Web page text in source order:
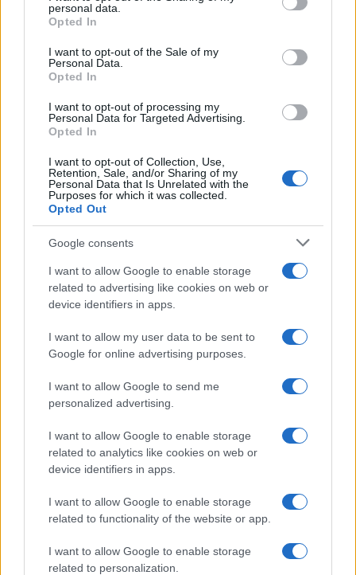
personal data.
Opted In
I want to opt-out of the Sale of my
Personal Data.
Opted In
I want to opt-out of processing my
Personal Data for Targeted Advertising.
Opted In
I want to opt-out of Collection, Use,
Retention, Sale, and/or Sharing of my
Personal Data that Is Unrelated with the
Purposes for which it was collected.
Opted Out
Google consents
I want to allow Google to enable storage
related to advertising like cookies on web or
device identifiers in apps.
I want to allow my user data to be sent to
Google for online advertising purposes.
I want to allow Google to send me
personalized advertising.
I want to allow Google to enable storage
related to analytics like cookies on web or
device identifiers in apps.
I want to allow Google to enable storage
related to functionality of the website or app.
I want to allow Google to enable storage
related to personalization.
LJUBAV
23.11.16. 14:45
Zavođenje muškaraca
Saznaj više
18.11.16. 11:50
Mala škola zavođenja
Saznaj više